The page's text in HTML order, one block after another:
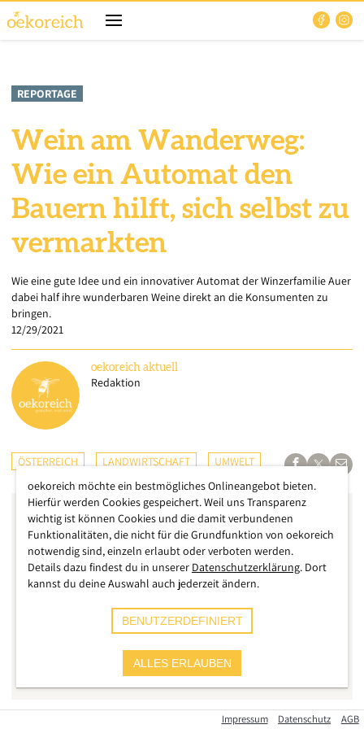
REPORTAGE
Wein am Wanderweg:
Wie ein Automat den
Bauern hilft, sich selbst zu
vermarkten
Wie eine gute Idee und ein innovativer Automat der Winzerfamilie Auer
dabei half ihre wunderbaren Weine direkt an die Konsumenten zu
bringen.
12/29/2021
oekoreich aktuell
Redaktion
ÖSTERREICH LANDWIRTSCHAFT UMWELT
Impressum Datenschutz AGB
oekoreich möchte ein bestmögliches Onlineangebot bieten.
Hierfür werden Cookies gespeichert. Weil uns Transparenz
wichtig ist können Cookies und die damit verbundenen
Funktionalitäten, die nicht für die Grundfunktion von oekoreich
notwendig sind, einzeln erlaubt oder verboten werden.
Details dazu findest du in unserer Datenschutzerklärung. Dort
kannst du deine Auswahl auch jederzeit ändern.
BENUTZERDEFINIERT
ALLES ERLAUBEN